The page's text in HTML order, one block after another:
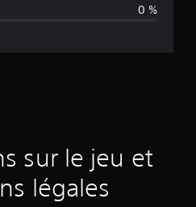
d
a
0 %
sur le jeu et
légales